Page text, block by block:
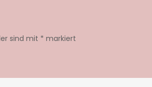
sind mit * markiert